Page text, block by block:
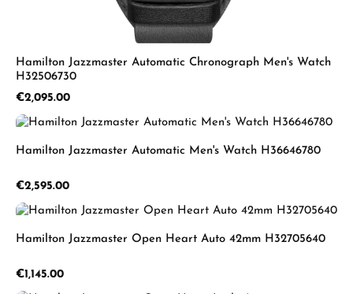
Hamilton Jazzmaster Automatic Chronograph Men's Watch
H32506730
Regular price:
€2,095.00
Hamilton Jazzmaster Automatic Men's Watch H36646780
Regular price:
€2,595.00
Hamilton Jazzmaster Open Heart Auto 42mm H32705640
Regular price:
€1,145.00